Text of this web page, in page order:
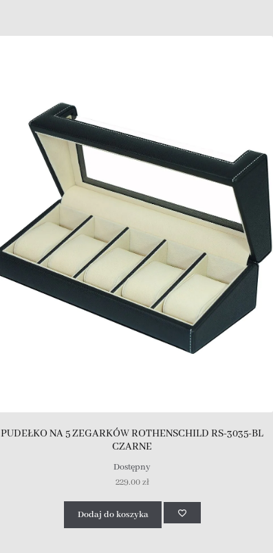
PUDEŁKO NA 5 ZEGARKÓW ROTHENSCHILD RS-3035-BL
CZARNE
Dostępny
229.00zł
Dodaj do koszyka